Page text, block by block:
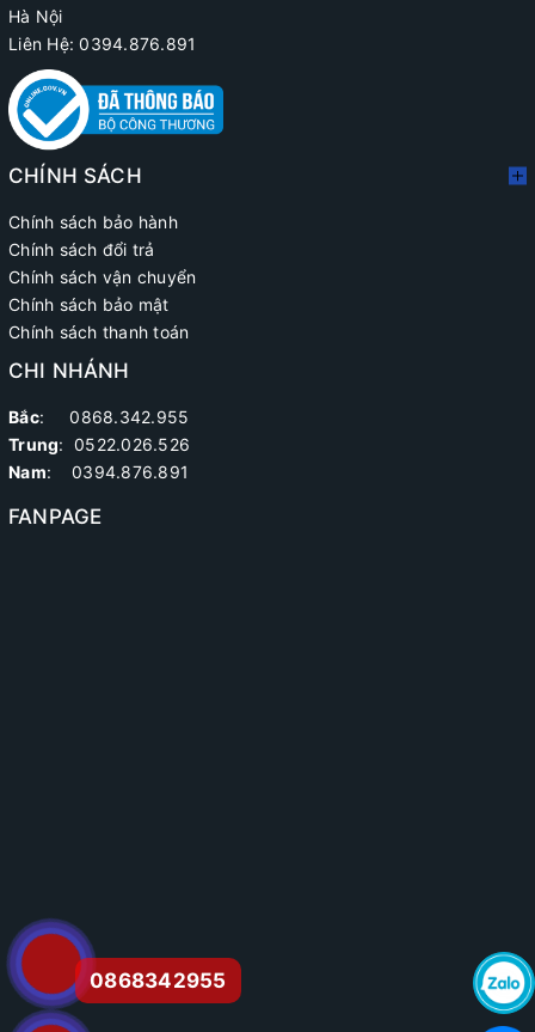
Hà Nội
Liên Hệ: 0394.876.891
CHÍNH SÁCH
Chính sách bảo hành
Chính sách đổi trả
Chính sách vận chuyển
Chính sách bảo mật
Chính sách thanh toán
CHI NHÁNH
Bắc: 0868.342.955
Trung: 0522.026.526
Nam: 0394.876.891
FANPAGE
0868342955